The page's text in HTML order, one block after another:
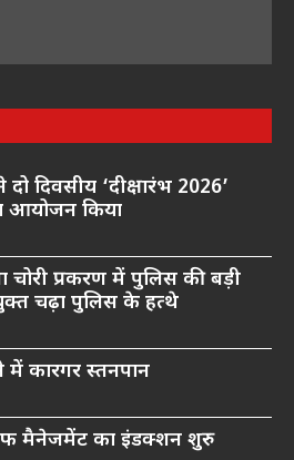
दिवसीय ‘दीक्षारंभ 2026’
आयोजन किया
चोरी प्रकरण में पुलिस की बड़ी
चढ़ा पुलिस के हत्थे
में कारगर स्तनपान
मैनेजमेंट का इंडक्शन शुरु